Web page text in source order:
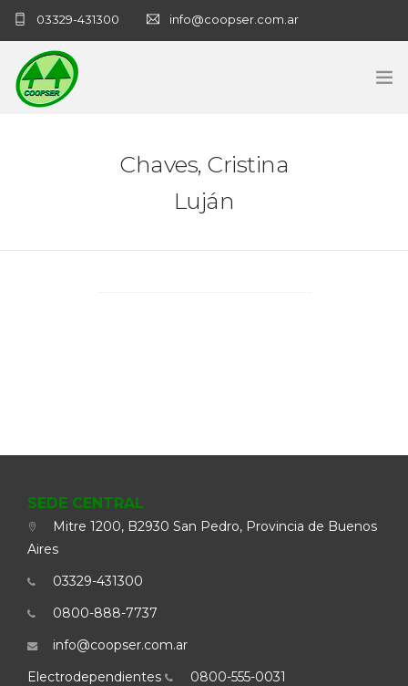
03329-431300 info@coopser.com.ar
Chaves, Cristina
Luján
SEDE CENTRAL
Mitre 1200, B2930 San Pedro, Provincia de Buenos
Aires
03329-431300
0800-888-7737
info@coopser.com.ar
Electrodependientes
0800-555-0031